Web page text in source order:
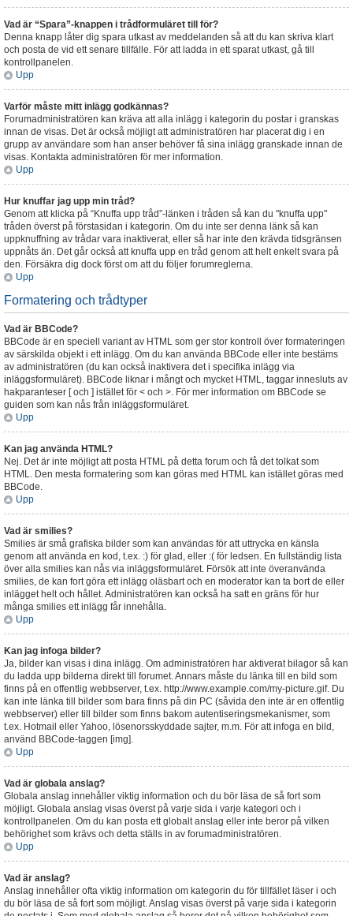
Vad är “Spara”-knappen i trådformuläret till för?
Denna knapp låter dig spara utkast av meddelanden så att du kan skriva klart
och posta de vid ett senare tillfälle. För att ladda in ett sparat utkast, gå till
kontrollpanelen.
Upp
Varför måste mitt inlägg godkännas?
Forumadministratören kan kräva att alla inlägg i kategorin du postar i granskas
innan de visas. Det är också möjligt att administratören har placerat dig i en
grupp av användare som han anser behöver få sina inlägg granskade innan de
visas. Kontakta administratören för mer information.
Upp
Hur knuffar jag upp min tråd?
Genom att klicka på “Knuffa upp tråd”-länken i tråden så kan du "knuffa upp"
tråden överst på förstasidan i kategorin. Om du inte ser denna länk så kan
uppknuffning av trådar vara inaktiverat, eller så har inte den krävda tidsgränsen
uppnåts än. Det går också att knuffa upp en tråd genom att helt enkelt svara på
den. Försäkra dig dock först om att du följer forumreglerna.
Upp
Formatering och trådtyper
Vad är BBCode?
BBCode är en speciell variant av HTML som ger stor kontroll över formateringen
av särskilda objekt i ett inlägg. Om du kan använda BBCode eller inte bestäms
av administratören (du kan också inaktivera det i specifika inlägg via
inläggsformuläret). BBCode liknar i mångt och mycket HTML, taggar innesluts av
hakparanteser [ och ] istället för < och >. För mer information om BBCode se
guiden som kan nås från inläggsformuläret.
Upp
Kan jag använda HTML?
Nej. Det är inte möjligt att posta HTML på detta forum och få det tolkat som
HTML. Den mesta formatering som kan göras med HTML kan istället göras med
BBCode.
Upp
Vad är smilies?
Smilies är små grafiska bilder som kan användas för att uttrycka en känsla
genom att använda en kod, t.ex. :) för glad, eller :( för ledsen. En fullständig lista
över alla smilies kan nås via inläggsformuläret. Försök att inte överanvända
smilies, de kan fort göra ett inlägg oläsbart och en moderator kan ta bort de eller
inlägget helt och hållet. Administratören kan också ha satt en gräns för hur
många smilies ett inlägg får innehålla.
Upp
Kan jag infoga bilder?
Ja, bilder kan visas i dina inlägg. Om administratören har aktiverat bilagor så kan
du ladda upp bilderna direkt till forumet. Annars måste du länka till en bild som
finns på en offentlig webbserver, t.ex. http://www.example.com/my-picture.gif. Du
kan inte länka till bilder som bara finns på din PC (såvida den inte är en offentlig
webbserver) eller till bilder som finns bakom autentiseringsmekanismer, som
t.ex. Hotmail eller Yahoo, lösenorsskyddade sajter, m.m. För att infoga en bild,
använd BBCode-taggen [img].
Upp
Vad är globala anslag?
Globala anslag innehåller viktig information och du bör läsa de så fort som
möjligt. Globala anslag visas överst på varje sida i varje kategori och i
kontrollpanelen. Om du kan posta ett globalt anslag eller inte beror på vilken
behörighet som krävs och detta ställs in av forumadministratören.
Upp
Vad är anslag?
Anslag innehåller ofta viktig information om kategorin du för tillfället läser i och
du bör läsa de så fort som möjligt. Anslag visas överst på varje sida i kategorin